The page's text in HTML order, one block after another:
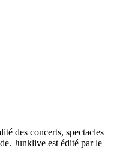
des concerts, spectacles
Junklive est édité par le